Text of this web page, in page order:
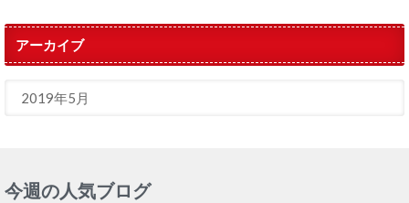
アーカイブ
今週の人気ブログ